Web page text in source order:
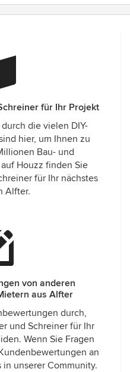
für Ihr Projekt
die vielen DIY-
hier, um Ihnen zu
Bau- und
Houzz finden Sie
für Ihr nächstes
Alfter.
von anderen
aus Alfter
durch,
und Schreiner für Ihr
Wenn Sie Fragen
an
unserer Community.